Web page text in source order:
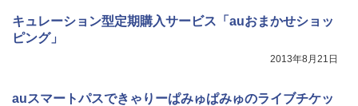
キュレーション型定期購入サービス「auおまかせショッ
ピング」
2013年8月21日
auスマートパスできゃりーぱみゅぱみゅのライブチケッ